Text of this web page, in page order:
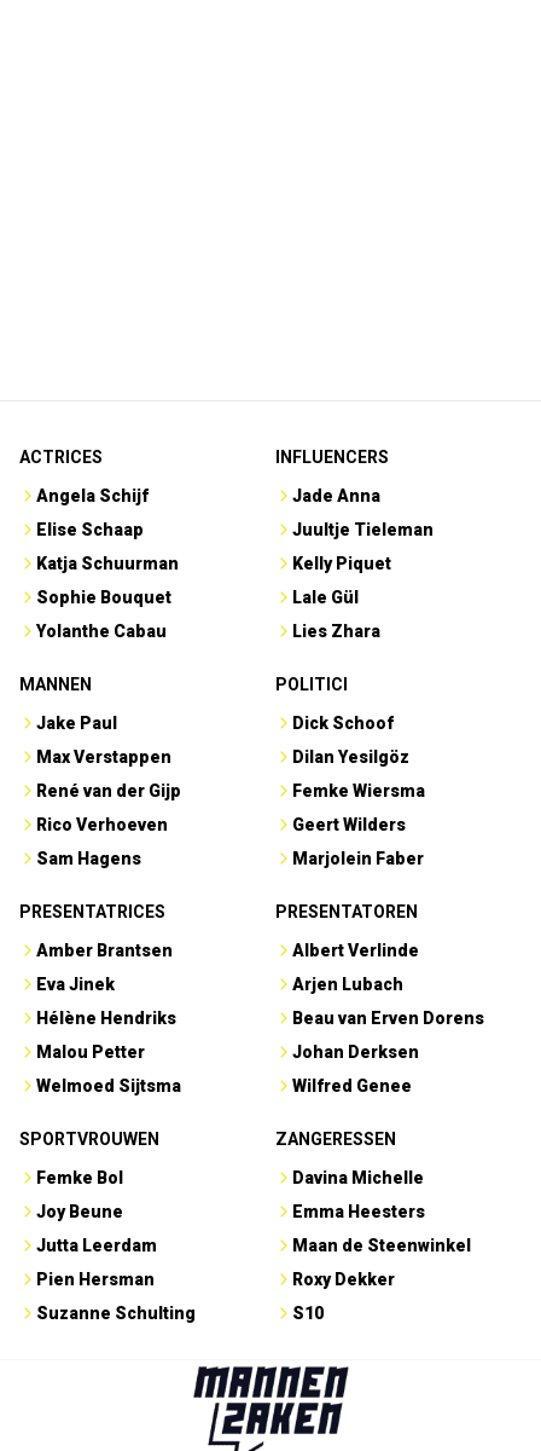
ACTRICES
Angela Schijf
Elise Schaap
Katja Schuurman
Sophie Bouquet
Yolanthe Cabau
INFLUENCERS
Jade Anna
Juultje Tieleman
Kelly Piquet
Lale Gül
Lies Zhara
MANNEN
Jake Paul
Max Verstappen
René van der Gijp
Rico Verhoeven
Sam Hagens
POLITICI
Dick Schoof
Dilan Yesilgöz
Femke Wiersma
Geert Wilders
Marjolein Faber
PRESENTATRICES
Amber Brantsen
Eva Jinek
Hélène Hendriks
Malou Petter
Welmoed Sijtsma
PRESENTATOREN
Albert Verlinde
Arjen Lubach
Beau van Erven Dorens
Johan Derksen
Wilfred Genee
SPORTVROUWEN
Femke Bol
Joy Beune
Jutta Leerdam
Pien Hersman
Suzanne Schulting
ZANGERESSEN
Davina Michelle
Emma Heesters
Maan de Steenwinkel
Roxy Dekker
S10